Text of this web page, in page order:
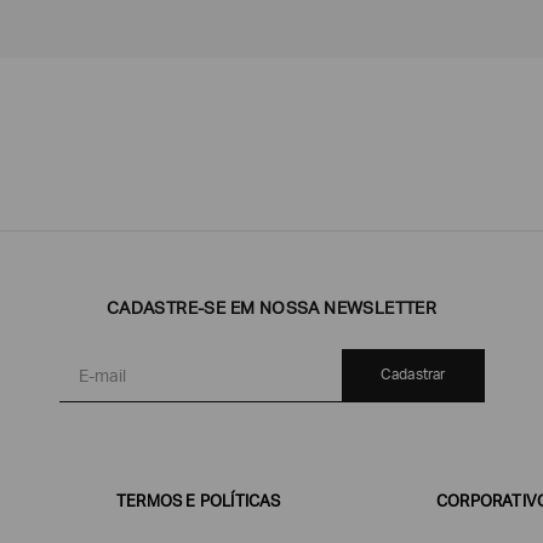
CADASTRE-SE EM NOSSA NEWSLETTER
Cadastrar
TERMOS E POLÍTICAS